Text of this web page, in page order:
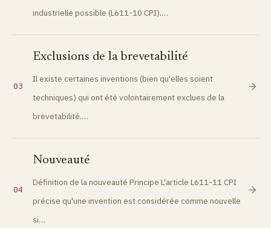
industrielle possible (L611-10 CPI).…
03
Exclusions de la brevetabilité
Il existe certaines inventions (bien qu'elles soient
techniques) qui ont été volontairement exclues de la
brevetabilité.…
04
Nouveauté
Définition de la nouveauté Principe L'article L611-11 CPI
précise qu'une invention est considérée comme nouvelle
si…